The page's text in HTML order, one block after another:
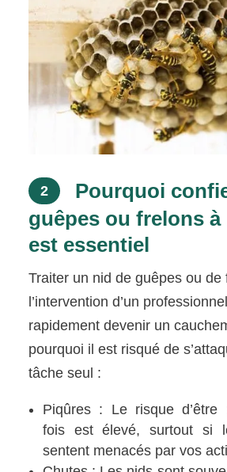
2
Pourquoi
guêpes ou frelons
est essentiel
Traiter un nid de guêpes ou de
l’intervention d’un
rapidement devenir un
pourquoi il est risqué de
tâche seul :
Piqûres : Le risque d’être
fois est élevé, surtout si
sentent menacés par vos